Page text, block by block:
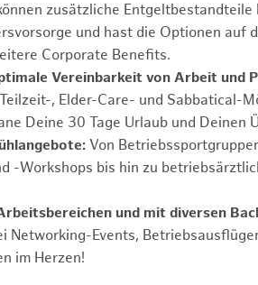
zusätzliche
und hast die Optionen auf
Corporate Benefits.
Vereinbarkeit von Arbeit und
, Elder-Care- und Sabbatical-
Deine 30 Tage Urlaub und Deinen
Von
-Workshops bis hin zu
und mit diversen
Networking-Events,
im Herzen!